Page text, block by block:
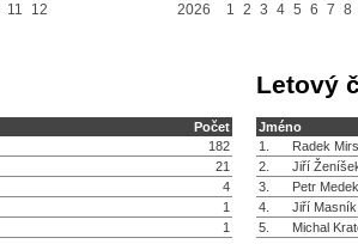
11 12 2026 1 2 3 4 5 6 7 8
Počet
182
21
4
1
1
Letový
Jméno
1.
Radek
2.
Jiří
3.
Petr Medek
4.
Jiří Masník
5.
Michal